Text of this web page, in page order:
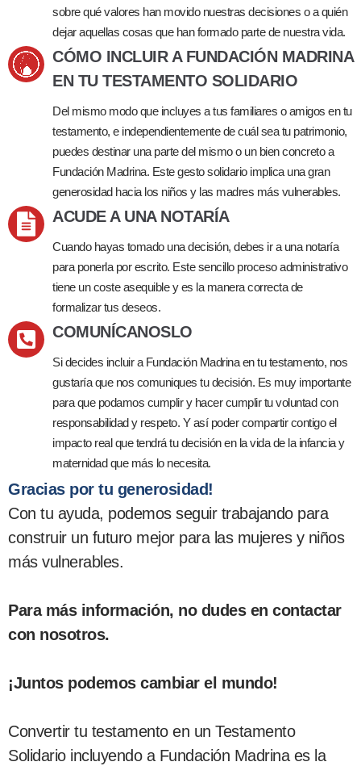
sobre qué valores han movido nuestras decisiones o a quién
dejar aquellas cosas que han formado parte de nuestra vida.
CÓMO INCLUIR A FUNDACIÓN MADRINA
EN TU TESTAMENTO SOLIDARIO
Del mismo modo que incluyes a tus familiares o amigos en tu
testamento, e independientemente de cuál sea tu patrimonio,
puedes destinar una parte del mismo o un bien concreto a
Fundación Madrina. Este gesto solidario implica una gran
generosidad hacia los niños y las madres más vulnerables.
ACUDE A UNA NOTARÍA
Cuando hayas tomado una decisión, debes ir a una notaría
para ponerla por escrito. Este sencillo proceso administrativo
tiene un coste asequible y es la manera correcta de
formalizar tus deseos.
COMUNÍCANOSLO
Si decides incluir a Fundación Madrina en tu testamento, nos
gustaría que nos comuniques tu decisión. Es muy importante
para que podamos cumplir y hacer cumplir tu voluntad con
responsabilidad y respeto. Y así poder compartir contigo el
impacto real que tendrá tu decisión en la vida de la infancia y
maternidad que más lo necesita.
Gracias por tu generosidad!
Con tu ayuda, podemos seguir trabajando para
construir un futuro mejor para las mujeres y niños
más vulnerables.
Para más información, no dudes en contactar
con nosotros.
¡Juntos podemos cambiar el mundo!
Convertir tu testamento en un Testamento
Solidario incluyendo a Fundación Madrina es la